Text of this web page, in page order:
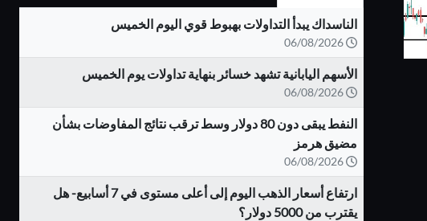
الناسداك يبدأ التداولات بهبوط قوي اليوم الخميس
06/08/2026
الأسهم اليابانية تشهد خسائر بنهاية تداولات يوم الخميس
06/08/2026
النفط يبقى دون 80 دولار وسط ترقب نتائج المفاوضات بشأن
مضيق هرمز
06/08/2026
ارتفاع أسعار الذهب اليوم إلى أعلى مستوى في 7 أسابيع- هل
يقترب من 5000 دولار؟